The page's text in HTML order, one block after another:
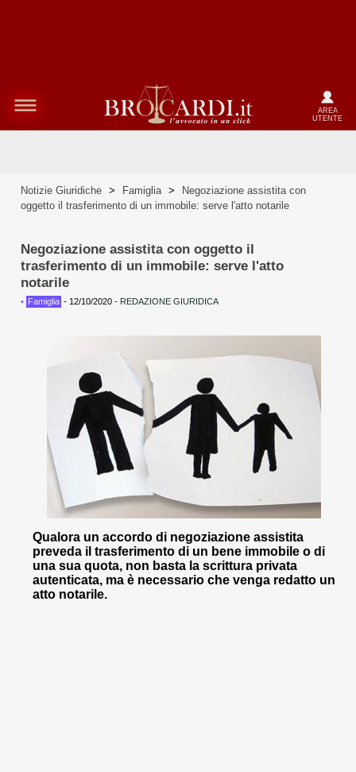
AREA
UTENTE
Notizie Giuridiche > Famiglia >
Negoziazione assistita con
oggetto il trasferimento di un immobile: serve l'atto notarile
Negoziazione assistita con oggetto il
trasferimento di un immobile: serve l'atto
notarile
• Famiglia - 12/10/2020 - REDAZIONE GIURIDICA
Qualora un accordo di negoziazione assistita
preveda il trasferimento di un bene immobile o di
una sua quota, non basta la scrittura privata
autenticata, ma è necessario che venga redatto un
atto notarile.